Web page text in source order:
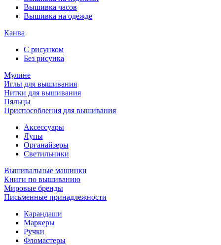
Вышивка часов
Вышивка на одежде
Канва
С рисунком
Без рисунка
Мулине
Иглы для вышивания
Нитки для вышивания
Пяльцы
Приспособления для вышивания
Аксессуары
Лупы
Органайзеры
Светильники
Вышивальные машинки
Книги по вышиванию
Мировые бренды
Письменные принадлежности
Карандаши
Маркеры
Ручки
Фломастеры